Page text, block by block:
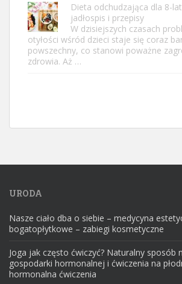
Dieta odchudzająca dla 8-
jadłospis i przepisy
W dzisiejszych czasach
otyłości wśród dzieci staje się coraz
powszechny, co stanowi poważne
zdrowia. Aż …
URODA
Nasze ciało dba o siebie – medycyna
bogatopłytkowe – zabiegi kosmetyczne
Joga jak często ćwiczyć? Naturalny sposób
gospodarki hormonalnej i ćwiczenia na
hormonalna ćwiczenia